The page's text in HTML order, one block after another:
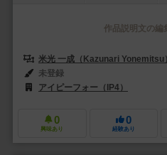
作品説明文の編
米光 一成（Kazunari Yonemitsu）
未登録
アイピーフォー（IP4）
0
興味あり
0
経験あり